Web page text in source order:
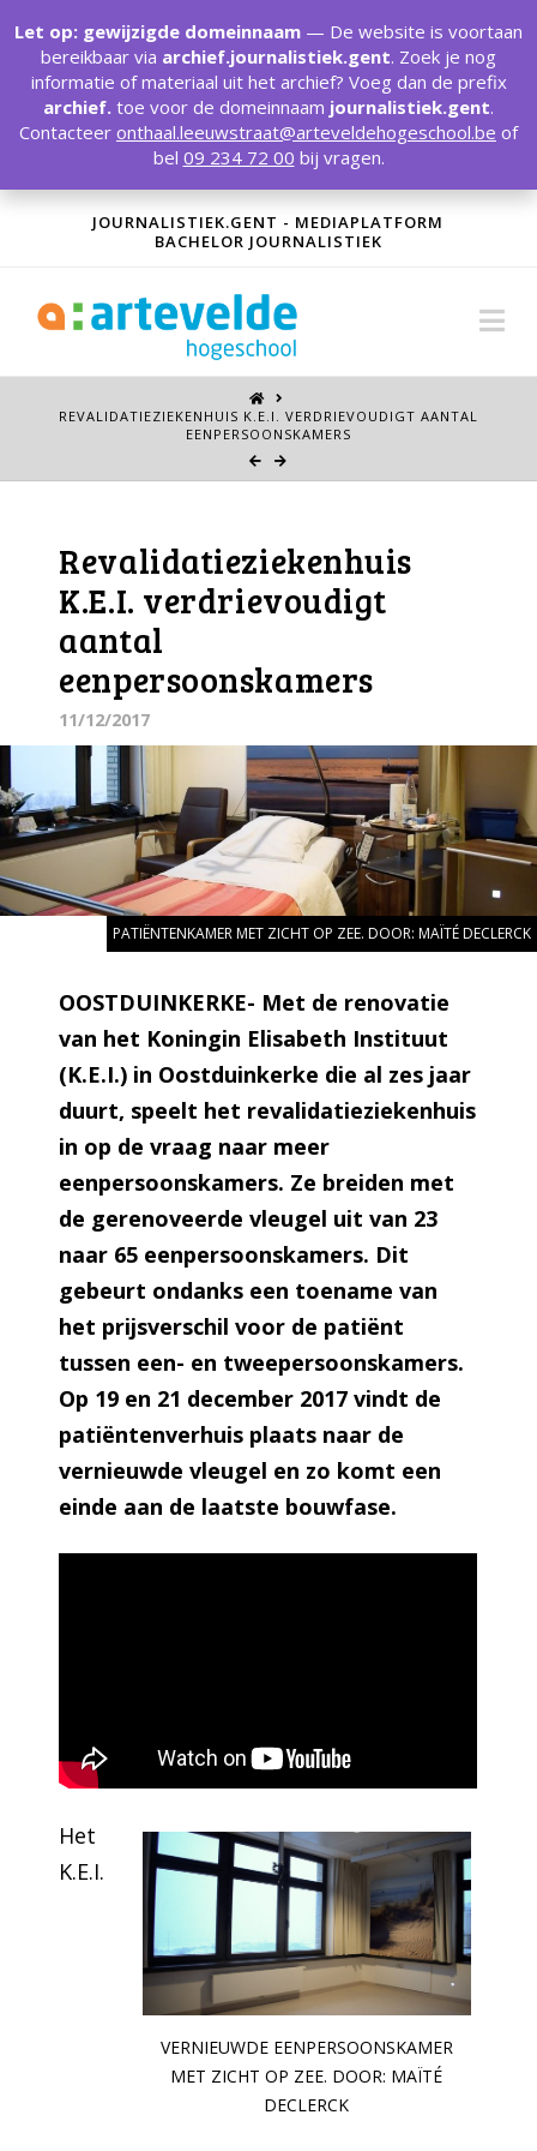
JOURNALISTIEK.GENT - MEDIAPLATFORM
BACHELOR JOURNALISTIEK
REVALIDATIEZIEKENHUIS K.E.I. VERDRIEVOUDIGT AANTAL
EENPERSOONSKAMERS
Revalidatieziekenhuis
K.E.I. verdrievoudigt
aantal
eenpersoonskamers
11/12/2017
PATIËNTENKAMER MET ZICHT OP ZEE. DOOR: MAÏTÉ DECLERCK
OOSTDUINKERKE- Met de renovatie
van het Koningin Elisabeth Instituut
(K.E.I.) in Oostduinkerke die al zes jaar
duurt, speelt het revalidatieziekenhuis
in op de vraag naar meer
eenpersoonskamers. Ze breiden met
de gerenoveerde vleugel uit van 23
naar 65 eenpersoonskamers. Dit
gebeurt ondanks een toename van
het prijsverschil voor de patiënt
tussen een- en tweepersoonskamers.
Op 19 en 21 december 2017 vindt de
patiëntenverhuis plaats naar de
vernieuwde vleugel en zo komt een
einde aan de laatste bouwfase.
VERNIEUWDE EENPERSOONSKAMER
MET ZICHT OP ZEE. DOOR: MAÏTÉ
DECLERCK
Het
K.E.I.
Let op: gewijzigde domeinnaam — De website is voortaan
bereikbaar via archief.journalistiek.gent. Zoek je nog
informatie of materiaal uit het archief? Voeg dan de prefix
archief. toe voor de domeinnaam journalistiek.gent.
Contacteer onthaal.leeuwstraat@arteveldehogeschool.be of
bel 09 234 72 00 bij vragen.